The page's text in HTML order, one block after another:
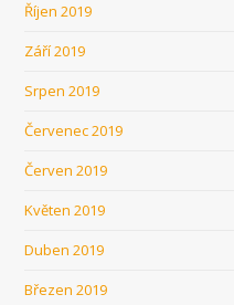
Říjen 2019
Září 2019
Srpen 2019
Červenec 2019
Červen 2019
Květen 2019
Duben 2019
Březen 2019